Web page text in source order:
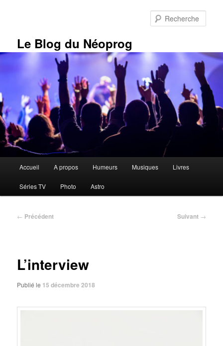
Le Blog du Néoprog
Accueil A propos Humeurs Musiques Livres
Séries TV Photo Astro
Navigation
← Précédent Suivant →
L’interview
Publié le 15 décembre 2018